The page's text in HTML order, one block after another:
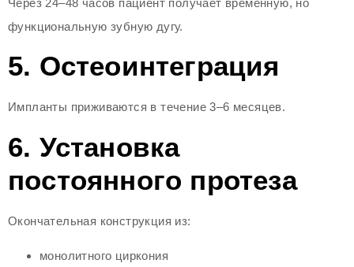
Через 24–48 часов пациент получает временную, но
функциональную зубную дугу.
5. Остеоинтеграция
Импланты приживаются в течение 3–6 месяцев.
6. Установка
постоянного протеза
Окончательная конструкция из:
монолитного циркония